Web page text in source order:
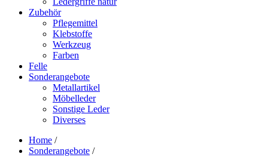
Zubehör
Pflegemittel
Klebstoffe
Werkzeug
Farben
Felle
Sonderangebote
Metallartikel
Möbelleder
Sonstige Leder
Diverses
Home /
Sonderangebote /